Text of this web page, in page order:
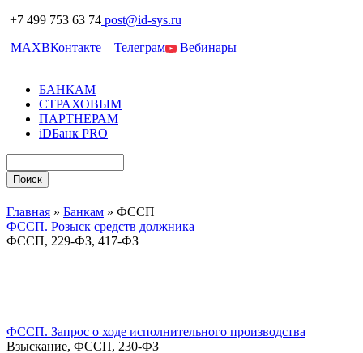
+7 499 753 63 74 post@id-sys.ru
MAXВКонтакте Телеграм Вебинары
БАНКАМ
СТРАХОВЫМ
ПАРТНЕРАМ
iDБанк PRO
Главная » Банкам » ФССП
ФССП. Розыск средств должника
ФССП, 229-ФЗ, 417-ФЗ
ФССП. Запрос о ходе исполнительного производства
Взыскание, ФССП, 230-ФЗ